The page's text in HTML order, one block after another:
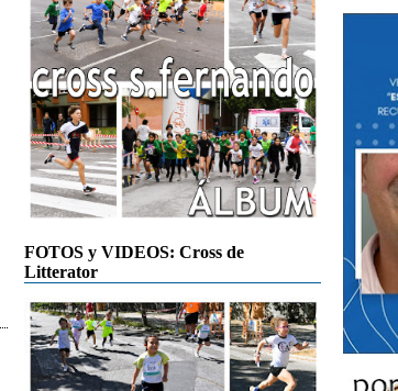
FOTOS y VIDEOS: Cross de
Litterator